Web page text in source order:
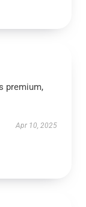
premium,
Apr 10, 2025